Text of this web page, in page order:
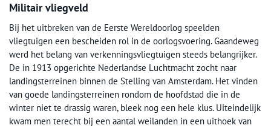
Militair vliegveld
Bij het uitbreken van de Eerste Wereldoorlog speelden
vliegtuigen een bescheiden rol in de oorlogsvoering. Gaandeweg
werd het belang van verkenningsvliegtuigen steeds belangrijker.
De in 1913 opgerichte Nederlandse Luchtmacht zocht naar
landingsterreinen binnen de Stelling van Amsterdam. Het vinden
van goede landingsterreinen rondom de hoofdstad die in de
winter niet te drassig waren, bleek nog een hele klus. Uiteindelijk
kwam men terecht bij een aantal weilanden in een uithoek van